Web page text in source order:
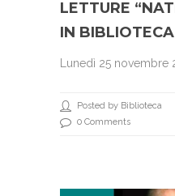
LETTURE
IN BIBLIOTECA
Lunedì 25 novembre
Posted by Biblioteca
0 Comments